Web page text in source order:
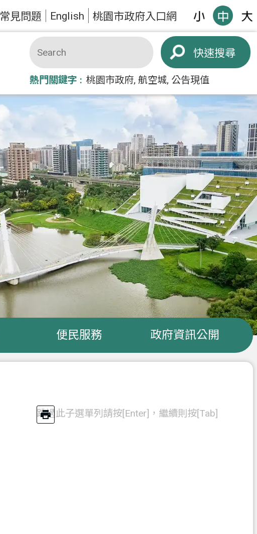
常見問題 English 桃園市政府入口網
搜尋
熱門關鍵字 桃園市政府 航空城 公告現值
便民服務 政府資訊公開
跳過此子選單列請按[Enter]，繼續則按[Tab]